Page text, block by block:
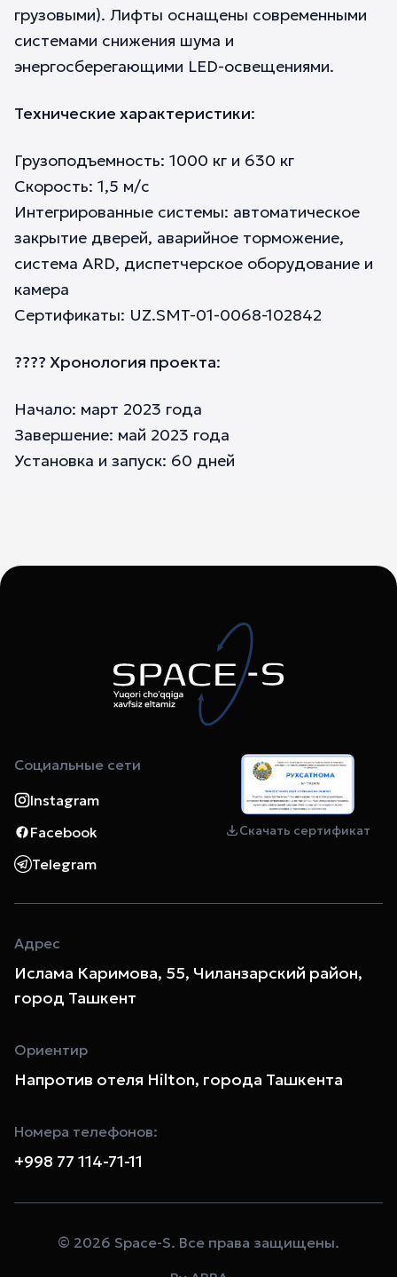
грузовыми). Лифты оснащены современными
системами снижения шума и
энергосберегающими LED-освещениями.
Технические характеристики:
Грузоподъемность: 1000 кг и 630 кг
Скорость: 1,5 м/с
Интегрированные системы: автоматическое
закрытие дверей, аварийное торможение,
система ARD, диспетчерское оборудование и
камера
Сертификаты: UZ.SMT-01-0068-102842
???? Хронология проекта:
Начало: март 2023 года
Завершение: май 2023 года
Установка и запуск: 60 дней
Социальные сети
Instagram
Facebook
Telegram
Скачать сертификат
Адрес
Ислама Каримова, 55, Чиланзарский район,
город Ташкент
Ориентир
Напротив отеля Hilton, города Ташкента
Номера телефонов:
+998 77 114-71-11
© 2026 Space-S. Все права защищены.